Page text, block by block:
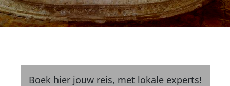
Boek hier jouw reis, met lokale experts!